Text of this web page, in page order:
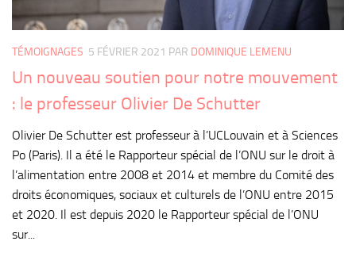
TÉMOIGNAGES 5 FÉVRIER 2021 PAR DOMINIQUE LEMENU
Un nouveau soutien pour notre mouvement
: le professeur Olivier De Schutter
Olivier De Schutter est professeur à l’UCLouvain et à Sciences
Po (Paris). Il a été le Rapporteur spécial de l’ONU sur le droit à
l’alimentation entre 2008 et 2014 et membre du Comité des
droits économiques, sociaux et culturels de l’ONU entre 2015
et 2020. Il est depuis 2020 le Rapporteur spécial de l’ONU
sur...